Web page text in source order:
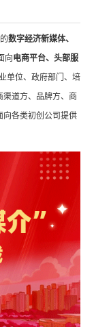
数字经济新媒体、
向电商平台、头部服
单位、政府部门、培
渠道方、品牌方、商
向各类初创公司提供